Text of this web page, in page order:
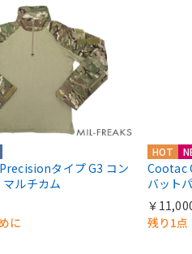
タイプ G3 コン
ルチカム
に
HOT
Cootac
バット
￥
残り1点